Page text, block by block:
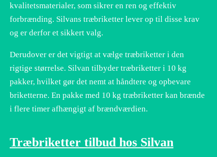
kvalitetsmaterialer, som sikrer en ren og effektiv
forbrænding. Silvans træbriketter lever op til disse krav
og er derfor et sikkert valg.
Derudover er det vigtigt at vælge træbriketter i den
rigtige størrelse. Silvan tilbyder træbriketter i 10 kg
pakker, hvilket gør det nemt at håndtere og opbevare
briketterne. En pakke med 10 kg træbriketter kan brænde
i flere timer afhængigt af brændværdien.
Træbriketter tilbud hos Silvan